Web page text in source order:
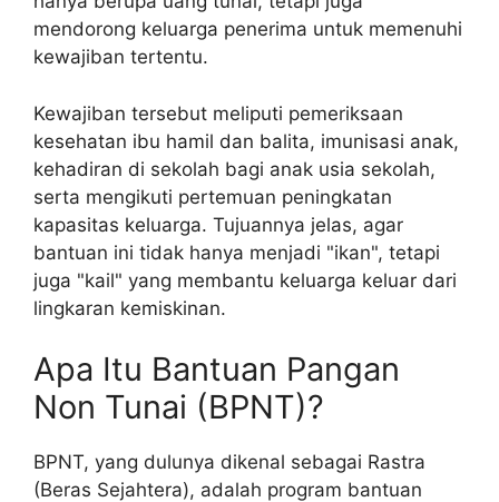
mendorong keluarga penerima untuk memenuhi
kewajiban tertentu.
Kewajiban tersebut meliputi pemeriksaan
kesehatan ibu hamil dan balita, imunisasi anak,
kehadiran di sekolah bagi anak usia sekolah,
serta mengikuti pertemuan peningkatan
kapasitas keluarga. Tujuannya jelas, agar
bantuan ini tidak hanya menjadi "ikan", tetapi
juga "kail" yang membantu keluarga keluar dari
lingkaran kemiskinan.
Apa Itu Bantuan Pangan
Non Tunai (BPNT)?
BPNT, yang dulunya dikenal sebagai Rastra
(Beras Sejahtera), adalah program bantuan